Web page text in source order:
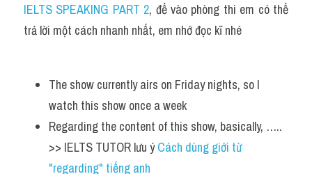
IELTS SPEAKING PART 2, để vào phòng thi em có thể
trả lời một cách nhanh nhất, em nhớ đọc kĩ nhé
The show currently airs on Friday nights, so I
watch this show once a week
Regarding the content of this show, basically, …..
>> IELTS TUTOR lưu ý Cách dùng giới từ
"regarding" tiếng anh